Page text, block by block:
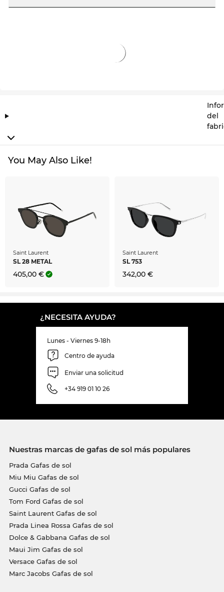
del
You May Also Like!
Saint Laurent
SL 28 METAL
405,00 €
Saint Laurent
SL 753
342,00 €
¿NECESITA AYUDA?
Lunes - Viernes 9-18h
Centro de ayuda
Enviar una solicitud
+34 919 01 10 26
Nuestras marcas de gafas de sol más populares
Prada Gafas de sol
Miu Miu Gafas de sol
Gucci Gafas de sol
Tom Ford Gafas de sol
Saint Laurent Gafas de sol
Prada Linea Rossa Gafas de sol
Dolce & Gabbana Gafas de sol
Maui Jim Gafas de sol
Versace Gafas de sol
Marc Jacobs Gafas de sol